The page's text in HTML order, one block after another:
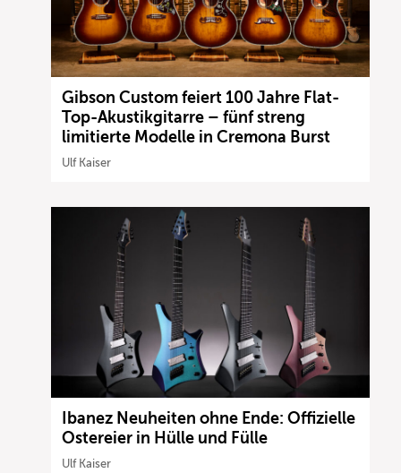
Gibson Custom feiert 100 Jahre Flat-
Top-Akustikgitarre – fünf streng
limitierte Modelle in Cremona Burst
Ulf Kaiser
Ibanez Neuheiten ohne Ende: Offizielle
Ostereier in Hülle und Fülle
Ulf Kaiser